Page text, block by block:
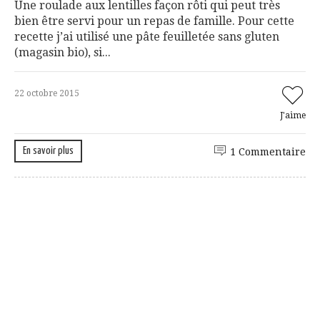
Une roulade aux lentilles façon rôti qui peut très
bien être servi pour un repas de famille. Pour cette
recette j’ai utilisé une pâte feuilletée sans gluten
(magasin bio), si...
22 octobre 2015
J'aime
En savoir plus 1 Commentaire